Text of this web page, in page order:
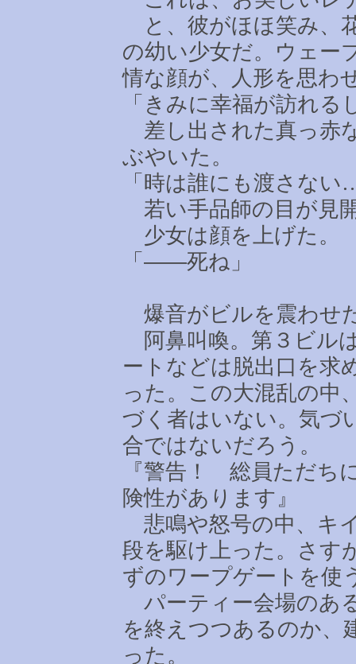
と、彼がほほ笑み、
の幼い少女だ。ウェー
情な顔が、人形を思わ
「きみに幸福が訪れる
差し出された真っ赤
ぶやいた。
「時は誰にも渡さない
若い手品師の目が見
少女は顔を上げた。
「――死ね」
爆音がビルを震わせ
阿鼻叫喚。第３ビル
ートなどは脱出口を求
った。この大混乱の中
づく者はいない。気づ
合ではないだろう。
『警告！ 総員ただち
険性があります』
悲鳴や怒号の中、キ
段を駆け上った。さす
ずのワープゲートを使
パーティー会場のあ
を終えつつあるのか、
った。